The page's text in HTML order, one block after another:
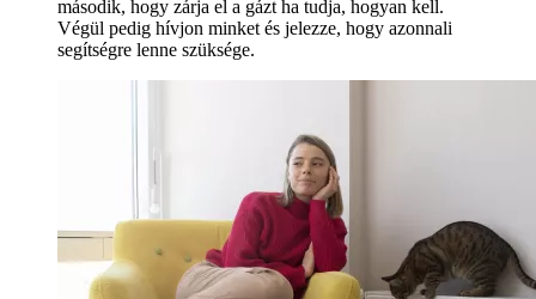
második, hogy zárja el a gázt ha tudja, hogyan kell.
Végül pedig hívjon minket és jelezze, hogy azonnali
segítségre lenne szüksége.